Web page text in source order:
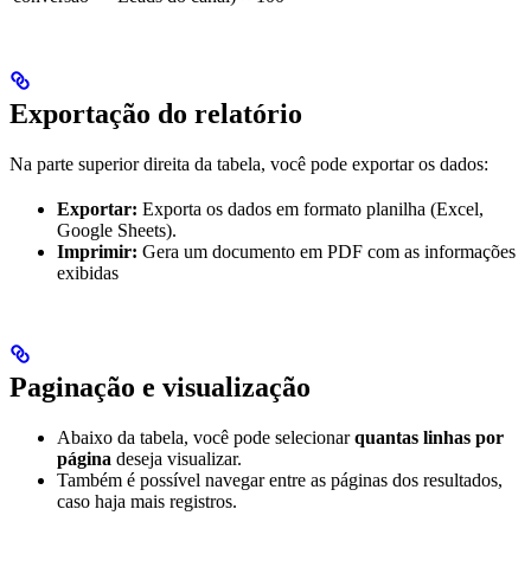
Exportação do relatório
Na parte superior direita da tabela, você pode exportar os dados:
Exportar: Exporta os dados em formato planilha (Excel,
Google Sheets).
Imprimir: Gera um documento em PDF com as informações
exibidas
Paginação e visualização
Abaixo da tabela, você pode selecionarquantas linhas por
página deseja visualizar.
Também é possível navegar entre as páginas dos resultados,
caso haja mais registros.